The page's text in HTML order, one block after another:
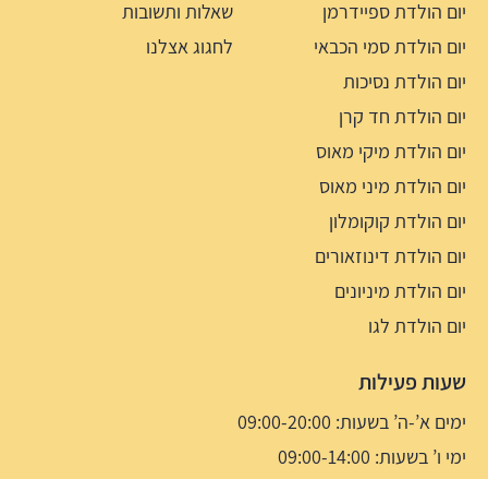
יום הולדת ספיידרמן
יום הולדת סמי הכבאי
יום הולדת נסיכות
יום הולדת חד קרן
יום הולדת מיקי מאוס
יום הולדת מיני מאוס
יום הולדת קוקומלון
יום הולדת דינוזאורים
יום הולדת מיניונים
יום הולדת לגו
שאלות ותשובות
לחגוג אצלנו
שעות פעילות
ימים א’-ה’ בשעות: 09:00-20:00
ימי ו’ בשעות: 09:00-14:00